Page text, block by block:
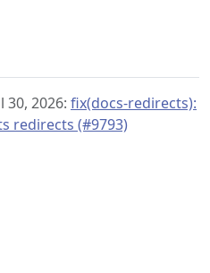
2026: fix(docs-redirects):
redirects (#9793)